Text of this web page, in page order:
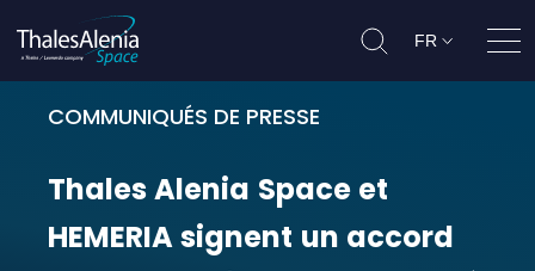
FR
COMMUNIQUÉS DE PRESSE
Thales Alenia Space et
ThalesAlenia Space et
HEMERIAsignent un accord